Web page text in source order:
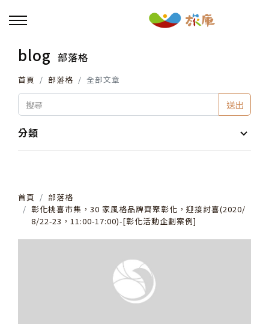
回主選單
活動報名
小旅行及主題導覽
其他活動
blog 部落格
首頁 部落格 全部文章
送出
分類
首頁
部落格
彰化桃喜市集，30 家風格品牌齊聚彰化，迎接討喜(2020/
8/22-23，11:00-17:00)-[彰化活動企劃案例]